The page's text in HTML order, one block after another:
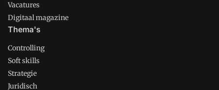
Vacatures
Digitaal magazine
Thema's
Controlling
Soft skills
Strategie
Juridisch